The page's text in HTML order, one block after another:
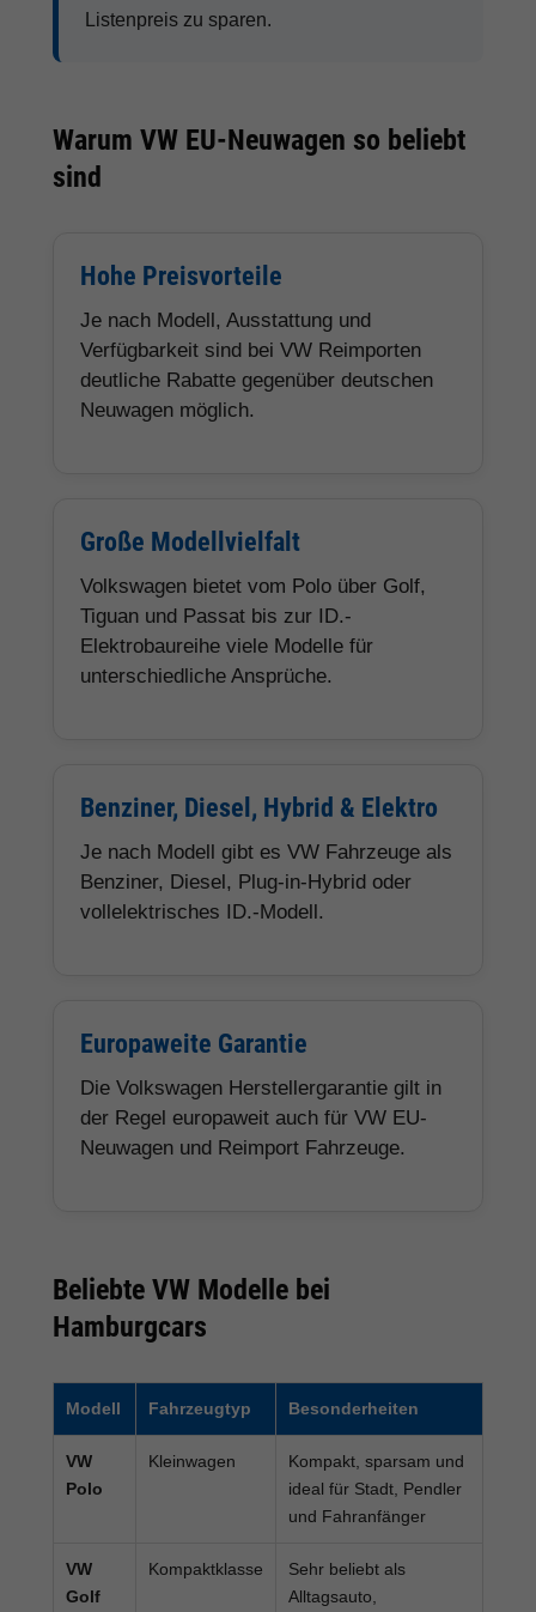
Listenpreis zu sparen.
Warum VW EU-Neuwagen so beliebt
sind
Hohe Preisvorteile
Je nach Modell, Ausstattung und
Verfügbarkeit sind bei VW Reimporten
deutliche Rabatte gegenüber deutschen
Neuwagen möglich.
Große Modellvielfalt
Volkswagen bietet vom Polo über Golf,
Tiguan und Passat bis zur ID.-
Elektrobaureihe viele Modelle für
unterschiedliche Ansprüche.
Benziner, Diesel, Hybrid & Elektro
Je nach Modell gibt es VW Fahrzeuge als
Benziner, Diesel, Plug-in-Hybrid oder
vollelektrisches ID.-Modell.
Europaweite Garantie
Die Volkswagen Herstellergarantie gilt in
der Regel europaweit auch für VW EU-
Neuwagen und Reimport Fahrzeuge.
Beliebte VW Modelle bei
Hamburgcars
Modell Fahrzeugtyp Besonderheiten
VW
Polo
Kleinwagen
Kompakt, sparsam und
ideal für Stadt, Pendler
und Fahranfänger
VW
Golf
Kompaktklasse
Sehr beliebt als
Alltagsauto,